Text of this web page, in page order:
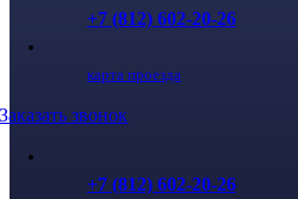
+7 (812) 602-20-26
карта проезда
Заказать звонок
+7 (812) 602-20-26